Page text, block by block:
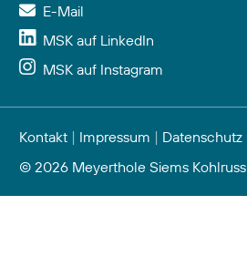
E-Mail
MSK auf LinkedIn
MSK auf Instagram
Kontakt | Impressum | Datenschutz
© 2026 Meyerthole Siems Kohlruss